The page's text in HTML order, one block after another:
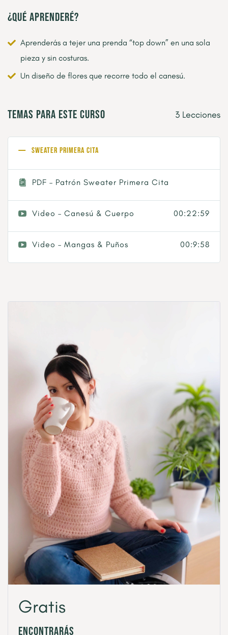
¿Qué aprenderé?
Aprenderás a tejer una prenda “top down” en una sola
pieza y sin costuras.
Un diseño de flores que recorre todo el canesú.
Temas para este curso 3 Lecciones
Sweater Primera Cita
PDF – Patrón Sweater Primera Cita
Video – Canesú & Cuerpo 00:22:59
Video – Mangas & Puños 00:9:58
Gratis
Encontrarás